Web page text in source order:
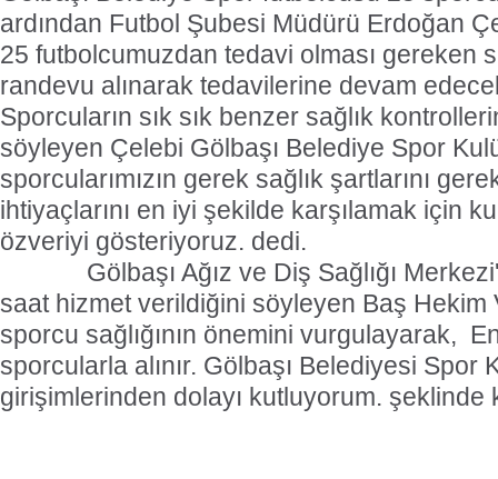
ardından Futbol Şubesi Müdürü Erdoğan
25 futbolcumuzdan tedavi olması gereken
randevu alınarak tedavilerine devam
Sporcuların sık sık benzer sağlık
söyleyen Çelebi Gölbaşı Belediye Spor
sporcularımızın gerek sağlık şartlarını
ihtiyaçlarını en iyi şekilde karşılamak için
özveriyi gösteriyoruz. dedi.
Gölbaşı Ağız ve Diş Sağlığı
saat hizmet verildiğini söyleyen Baş Hekim
sporcu sağlığının önemini vurgulayarak,
sporcularla alınır. Gölbaşı Belediyesi Spor
girişimlerinden dolayı kutluyorum. şeklinde